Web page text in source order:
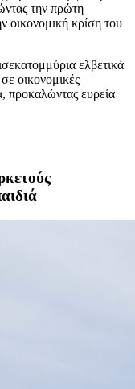
την πρώτη
οικονομική κρίση του
ελβετικά
οικονομικές
προκαλώντας ευρεία